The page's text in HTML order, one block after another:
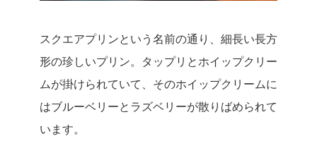
スクエアプリンという名前の通り、細長い長方
形の珍しいプリン。タップリとホイップクリー
ムが掛けられていて、そのホイップクリームに
はブルーベリーとラズベリーが散りばめられて
います。